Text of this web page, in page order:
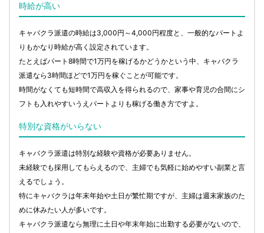
時給が高い
キャバクラ派遣の時給は3,000円～4,000円程度と、一般的なパートよ
りもかなり時給が高く設定されています。
たとえばパート8時間で1万円を稼げるかどうかという中、キャバクラ
派遣なら3時間ほどで1万円を稼ぐことが可能です。
時間がなくても短時間で高収入を得られるので、家事や育児の合間にシ
フトも入れやすいうえパートよりも稼げる働き方ですよ。
特別な資格がいらない
キャバクラ派遣は特別な経験や資格が必要ありません。
未経験でも採用してもらえるので、主婦でも気軽に始めやすい副業と言
えるでしょう。
特にキャバクラは年末年始や土日が繁忙期ですが、主婦は週末家族のた
めに休みたい人が多いです。
キャバクラ派遣なら無理に土日や年末年始に出勤する必要がないので、